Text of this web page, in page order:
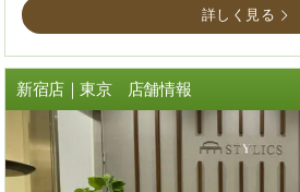
詳しく見る
新宿店｜東京 店舗情報